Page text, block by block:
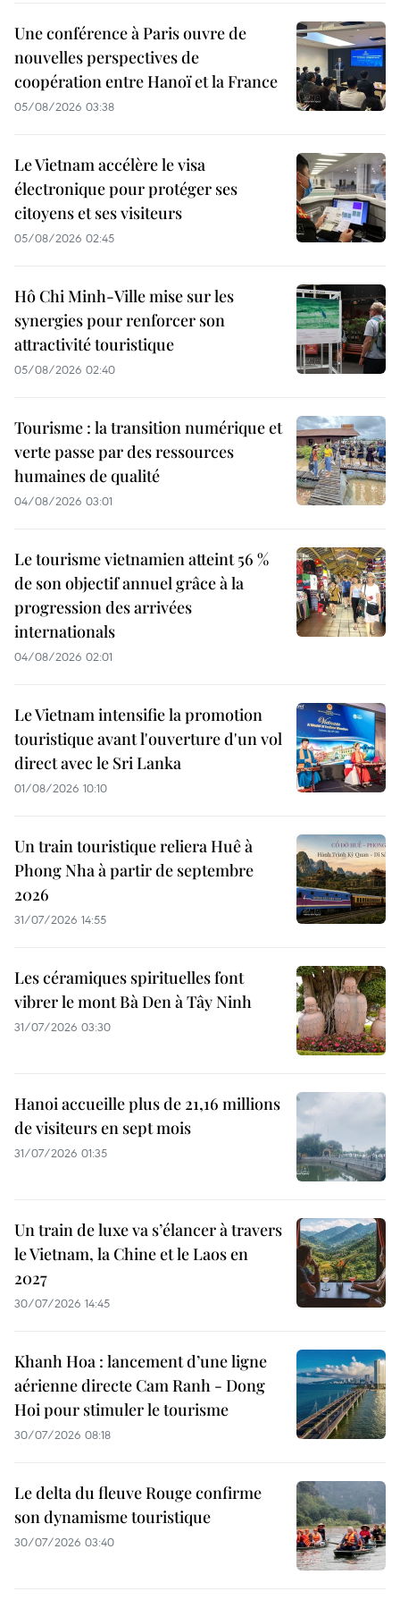
Une conférence à Paris ouvre de
nouvelles perspectives de
coopération entre Hanoï et la France
05/08/2026 03:38
Le Vietnam accélère le visa
électronique pour protéger ses
citoyens et ses visiteurs
05/08/2026 02:45
Hô Chi Minh-Ville mise sur les
synergies pour renforcer son
attractivité touristique
05/08/2026 02:40
Tourisme : la transition numérique et
verte passe par des ressources
humaines de qualité
04/08/2026 03:01
Le tourisme vietnamien atteint 56 %
de son objectif annuel grâce à la
progression des arrivées
internationals
04/08/2026 02:01
Le Vietnam intensifie la promotion
touristique avant l'ouverture d'un vol
direct avec le Sri Lanka
01/08/2026 10:10
Un train touristique reliera Huê à
Phong Nha à partir de septembre
2026
31/07/2026 14:55
Les céramiques spirituelles font
vibrer le mont Bà Den à Tây Ninh
31/07/2026 03:30
Hanoi accueille plus de 21,16 millions
de visiteurs en sept mois ​
31/07/2026 01:35
Un train de luxe va s’élancer à travers
le Vietnam, la Chine et le Laos en
2027
30/07/2026 14:45
Khanh Hoa : lancement d’une ligne
aérienne directe Cam Ranh - Dong
Hoi pour stimuler le tourisme
30/07/2026 08:18
Le delta du fleuve Rouge confirme
son dynamisme touristique
30/07/2026 03:40